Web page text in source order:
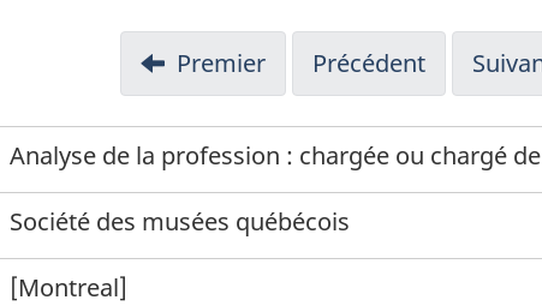
Premier Précédent
Analyse de la profession : chargée ou chargé
Société des musées québécois
[Montreal]